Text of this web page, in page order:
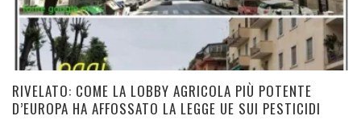
RIVELATO: COME LA LOBBY AGRICOLA PIÙ POTENTE
D’EUROPA HA AFFOSSATO LA LEGGE UE SUI PESTICIDI